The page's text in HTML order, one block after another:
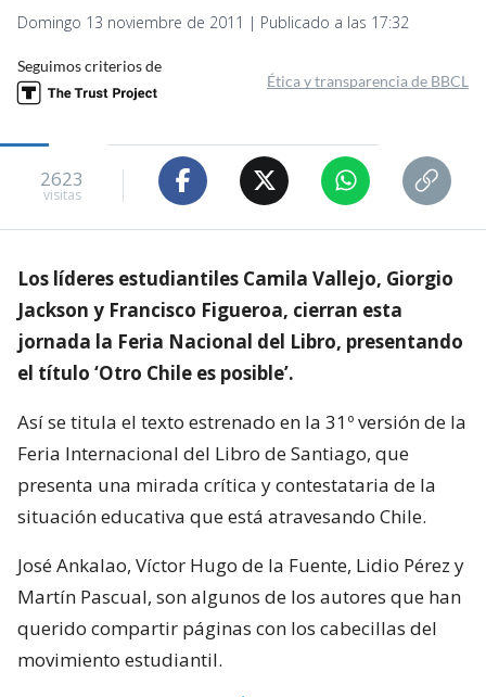
Domingo 13 noviembre de 2011 | Publicado a las 17:32
Seguimos criterios de
Ética y transparencia de BBCL
2623
visitas
Los líderes estudiantiles Camila Vallejo, Giorgio
Jackson y Francisco Figueroa, cierran esta
jornada la Feria Nacional del Libro, presentando
el título ‘Otro Chile es posible’.
Así se titula el texto estrenado en la 31º versión de la
Feria Internacional del Libro de Santiago, que
presenta una mirada crítica y contestataria de la
situación educativa que está atravesando Chile.
José Ankalao, Víctor Hugo de la Fuente, Lidio Pérez y
Martín Pascual, son algunos de los autores que han
querido compartir páginas con los cabecillas del
movimiento estudiantil.